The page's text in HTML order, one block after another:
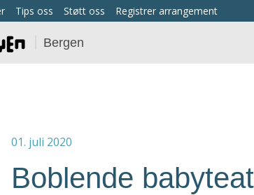
Tips oss Støtt oss Registrer arrangement
Bergen
01. juli 2020
Boblende